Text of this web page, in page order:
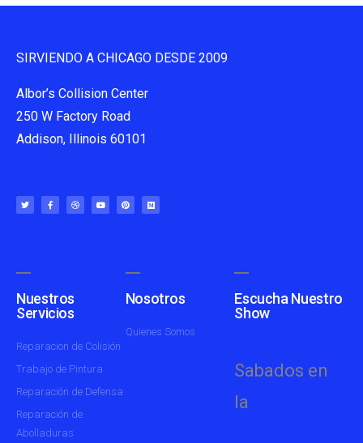
SIRVIENDO A CHICAGO DESDE 2009
Albor’s Collision Center
250 W Factory Road
Addison, Illinois 60101
Nuestros
Servicios
Reparacion de Colisión
Trabajo de Pintura
Reparación de Defensa
Reparación de
Abolladuras
Nosotros
Quienes Somos
Escucha Nuestro
Show
Sabados en
la